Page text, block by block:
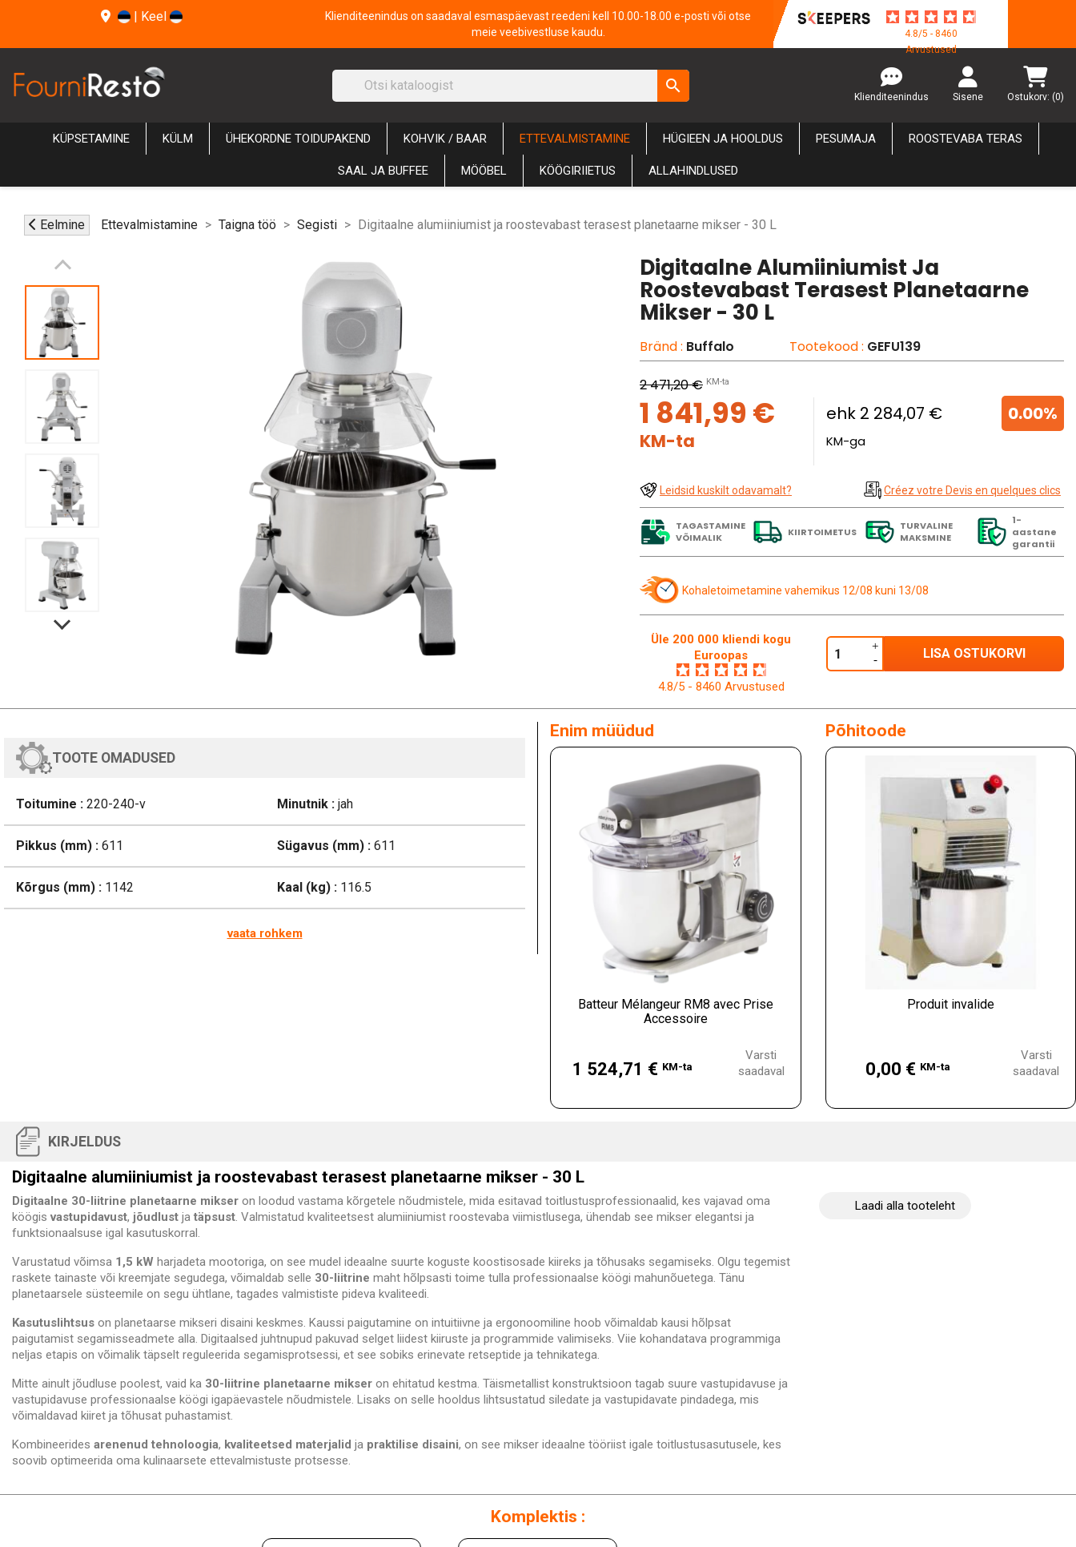
| Keel
Klienditeenindus on saadaval esmaspäevast reedeni kell 10.00-18.00 e-posti või otse
meie veebivestluse kaudu.
4.8/5 - 8460
Arvustused
search
Klienditeenindus Sisene Ostukorv: (0)
KÜPSETAMINE KÜLM ÜHEKORDNE TOIDUPAKEND KOHVIK / BAAR ETTEVALMISTAMINE HÜGIEEN JA HOOLDUS PESUMAJA ROOSTEVABA TERAS
SAAL JA BUFFEE MÖÖBEL KÖÖGIRIIETUS ALLAHINDLUSED
Eelmine Ettevalmistamine Taigna töö Segisti Digitaalne alumiiniumist ja roostevabast terasest planetaarne mikser - 30 L
Digitaalne Alumiiniumist Ja
Roostevabast Terasest Planetaarne
Mikser - 30 L
Bränd : Buffalo Tootekood : GEFU139
2 471,20 € KM-ta
1 841,99 €
KM-ta
ehk 2 284,07 €
KM-ga
0.00%
Leidsid kuskilt odavamalt? Créez votre Devis en quelques clics
TAGASTAMINE
VÕIMALIK
KIIRTOIMETUS
TURVALINE
MAKSMINE
1-
aastane
garantii
Kohaletoimetamine vahemikus 12/08 kuni 13/08
Üle 200 000 kliendi kogu
Euroopas
4.8/5 - 8460 Arvustused
LISA OSTUKORVI
TOOTE OMADUSED
Toitumine : 220-240-v Minutnik :jah
Pikkus (mm) : 611 Sügavus (mm) :611
Kõrgus (mm) : 1142 Kaal (kg) :116.5
vaata rohkem
Enim müüdud
Batteur Mélangeur RM8 avec Prise
Accessoire
1 524,71 € KM-ta
Varsti
saadaval
Põhitoode
Produit invalide
0,00 € KM-ta
Varsti
saadaval
KIRJELDUS
Digitaalne alumiiniumist ja roostevabast terasest planetaarne mikser - 30 L
Digitaalne 30-liitrine planetaarne mikser on loodud vastama kõrgetele nõudmistele, mida esitavad toitlustusprofessionaalid, kes vajavad oma
köögisvastupidavust, jõudlust ja täpsust . Valmistatud kvaliteetsest alumiiniumist roostevaba viimistlusega, ühendab see mikser elegantsi ja
funktsionaalsuse igal kasutuskorral.
Varustatud võimsa 1,5 kW harjadeta mootoriga, on see mudel ideaalne suurte koguste koostisosade kiireks ja tõhusaks segamiseks. Olgu tegemist
raskete tainaste või kreemjate segudega, võimaldab selle 30-liitrine maht hõlpsasti toime tulla professionaalse köögi mahunõuetega. Tänu
planetaarsele süsteemile on segu ühtlane, tagades valmististe pideva kvaliteedi.
Kasutuslihtsus on planetaarse mikseri disaini keskmes. Kaussi paigutamine on intuitiivne ja ergonoomiline hoob võimaldab kausi hõlpsat
paigutamist segamisseadmete alla. Digitaalsed juhtnupud pakuvad selget liidest kiiruste ja programmide valimiseks. Viie kohandatava programmiga
neljas etapis on võimalik täpselt reguleerida segamisprotsessi, et see sobiks erinevate retseptide ja tehnikatega.
Mitte ainult jõudluse poolest, vaid ka 30-liitrine planetaarne mikser on ehitatud kestma. Täismetallist konstruktsioon tagab suure vastupidavuse ja
vastupidavuse professionaalse köögi igapäevastele nõudmistele. Lisaks on selle hooldus lihtsustatud siledate ja vastupidavate pindadega, mis
võimaldavad kiiret ja tõhusat puhastamist.
Kombineerides arenenud tehnoloogia, kvaliteetsed materjalid ja praktilise disaini, on see mikser ideaalne tööriist igale toitlustusasutusele, kes
soovib optimeerida oma kulinaarsete ettevalmistuste protsesse.
Laadi alla tooteleht
Komplektis :